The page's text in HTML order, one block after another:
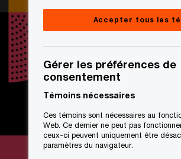
Accepter tous les
Gérer les préférences de
consentement
Témoins nécessaires
Ces témoins sont nécessaires au
Web. Ce dernier ne peut pas
ceux-ci peuvent uniquement être
paramètres du navigateur.